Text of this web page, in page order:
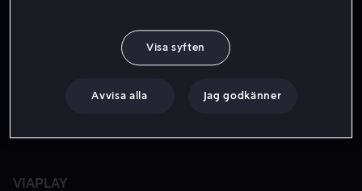
VIAPLAY
Visa syften
Avvisa alla Jag godkänner